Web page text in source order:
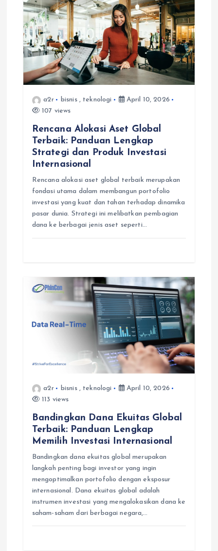
g
a
t
a2r bisnis, teknologi
April 10, 2026
107 views
Rencana Alokasi Aset Global
Terbaik: Panduan Lengkap
Strategi dan Produk Investasi
Internasional
Rencana alokasi aset global terbaik merupakan
fondasi utama dalam membangun portofolio
investasi yang kuat dan tahan terhadap dinamika
pasar dunia. Strategi ini melibatkan pembagian
dana ke berbagai jenis aset seperti…
a2r bisnis, teknologi
April 10, 2026
113 views
Bandingkan Dana Ekuitas Global
Terbaik: Panduan Lengkap
Memilih Investasi Internasional
Bandingkan dana ekuitas global merupakan
langkah penting bagi investor yang ingin
mengoptimalkan portofolio dengan eksposur
internasional. Dana ekuitas global adalah
instrumen investasi yang mengalokasikan dana ke
saham-saham dari berbagai negara,…